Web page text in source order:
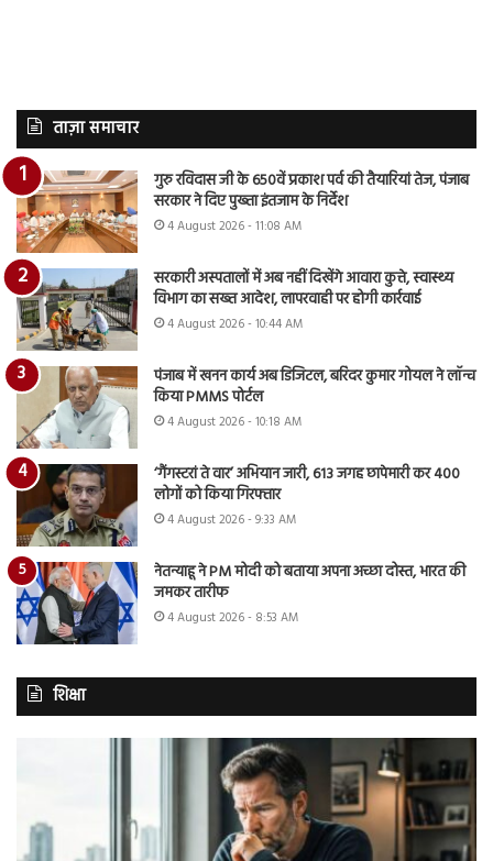
ताज़ा समाचार
गुरु रविदास जी के 650वें प्रकाश पर्व की तैयारियां तेज, पंजाब
सरकार ने दिए पुख्ता इंतजाम के निर्देश
4 August 2026 - 11:08 AM
सरकारी अस्पतालों में अब नहीं दिखेंगे आवारा कुत्ते, स्वास्थ्य
विभाग का सख्त आदेश, लापरवाही पर होगी कार्रवाई
4 August 2026 - 10:44 AM
पंजाब में खनन कार्य अब डिजिटल, बरिंदर कुमार गोयल ने लॉन्च
किया PMMS पोर्टल
4 August 2026 - 10:18 AM
‘गैंगस्टरां ते वार’ अभियान जारी, 613 जगह छापेमारी कर 400
लोगों को किया गिरफ्तार
4 August 2026 - 9:33 AM
नेतन्याहू ने PM मोदी को बताया अपना अच्छा दोस्त, भारत की
जमकर तारीफ
4 August 2026 - 8:53 AM
शिक्षा